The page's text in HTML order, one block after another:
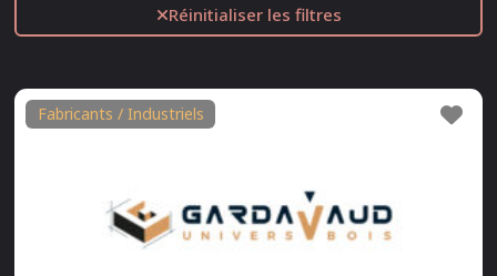
Réinitialiser les filtres
Fabricants / Industriels